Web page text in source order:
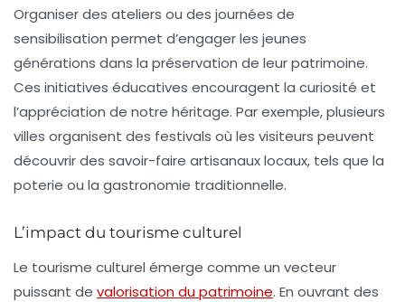
Organiser des ateliers ou des journées de
sensibilisation permet d’engager les jeunes
générations dans la préservation de leur patrimoine.
Ces initiatives éducatives encouragent la curiosité et
l’appréciation de notre héritage. Par exemple, plusieurs
villes organisent des festivals où les visiteurs peuvent
découvrir des savoir-faire artisanaux locaux, tels que la
poterie ou la gastronomie traditionnelle.
L’impact du tourisme culturel
Le tourisme culturel émerge comme un vecteur
puissant de valorisation du patrimoine. En ouvrant des